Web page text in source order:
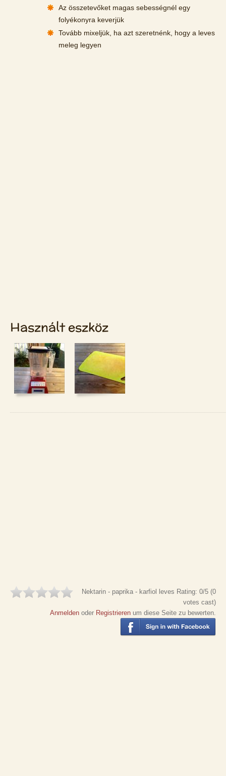
Az összetevőket magas sebességnél egy
folyékonyra keverjük
Tovább mixeljük, ha azt szeretnénk, hogy a leves
meleg legyen
Használt eszköz
Nektarin - paprika - karfiol leves Rating: 0/5 (0
votes cast)
Anmelden oder Registrieren um diese Seite zu bewerten.